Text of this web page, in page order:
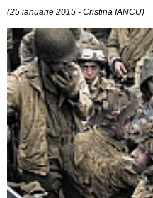
(25 ianuarie 2015 - Cristina IANCU)